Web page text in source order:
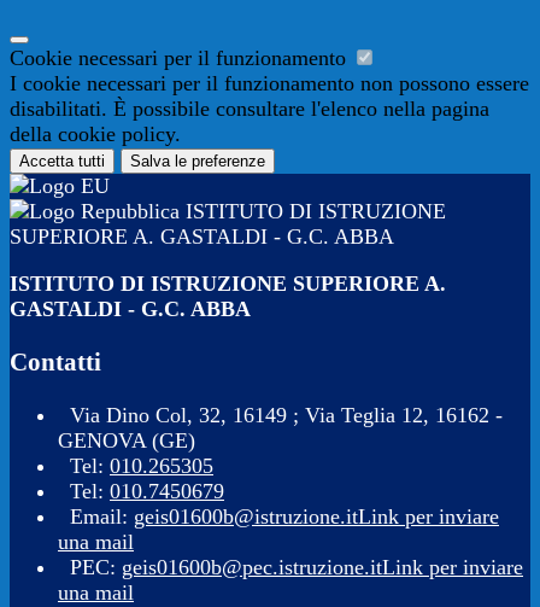
Cookie necessari per il funzionamento
I cookie necessari per il funzionamento non possono essere
disabilitati. È possibile consultare l'elenco nella pagina
della cookie policy.
Accetta tutti Salva le preferenze
ISTITUTO DI ISTRUZIONE
SUPERIORE A. GASTALDI - G.C. ABBA
ISTITUTO DI ISTRUZIONE SUPERIORE A.
GASTALDI - G.C. ABBA
Contatti
Via Dino Col, 32, 16149 ; Via Teglia 12, 16162 -
GENOVA (GE)
Tel: 010.265305
Tel: 010.7450679
Email: geis01600b@istruzione.itLink per inviare
una mail
PEC: geis01600b@pec.istruzione.itLink per inviare
una mail